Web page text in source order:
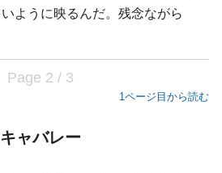
ように映るんだ。残念ながら
Page 2 / 3
1ページ目から読む
ャバレー